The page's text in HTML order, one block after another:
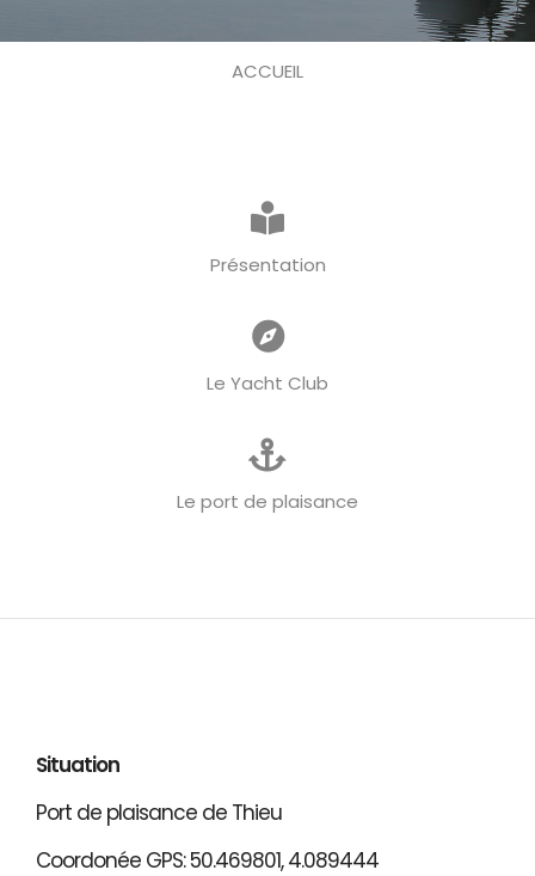
ACCUEIL
Présentation
Le Yacht Club
Le port de plaisance
Situation
Port de plaisance de Thieu
Coordonée GPS: 50.469801, 4.089444